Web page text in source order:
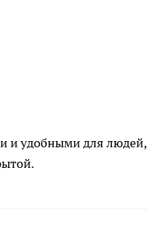
и удобными для людей,